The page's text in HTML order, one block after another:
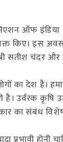
ऑफ इंडिया
किए। इस
सतीश चंदर और
का देश है।
है। उर्वरक कृषि
का संबंध